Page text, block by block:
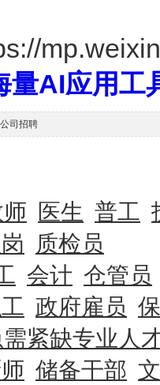
量AI应用
司招聘
医生 普工
质检员
会计 仓管员
政府雇员
紧缺专业人
储备干部